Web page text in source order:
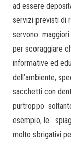
ad essere
servizi previsti di
servono
per scoraggiare
informative ed
dell’ambiente,
sacchetti con
purtroppo
esempio, le
molto sbrigativi